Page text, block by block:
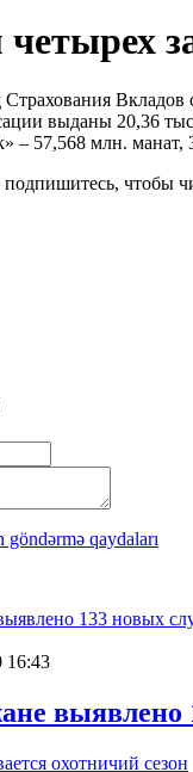
выданы 20,36
– 57,568 млн.
чтобы
göndərmə qaydaları
16:43
выявлено